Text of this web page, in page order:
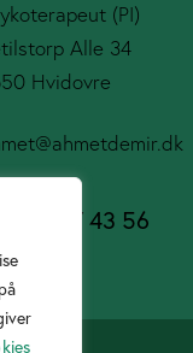
(PI)
Alle 34
Hvidovre
20 97 43 56